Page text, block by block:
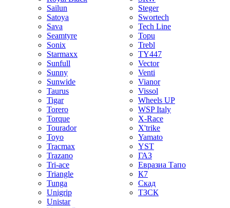
Sailun
Satoya
Sava
Seamtyre
Sonix
Starmaxx
Sunfull
Sunny
Sunwide
Taurus
Tigar
Torero
Torque
Tourador
Toyo
Tracmax
Trazano
Tri-ace
Triangle
Tunga
Unigrip
Unistar
Steger
Swortech
Tech Line
Topu
Trebl
TY447
Vector
Venti
Vianor
Vissol
Wheels UP
WSP Italy
X-Race
X'trike
Yamato
YST
ГАЗ
Евразиа Тапо
К7
Скад
ТЗСК